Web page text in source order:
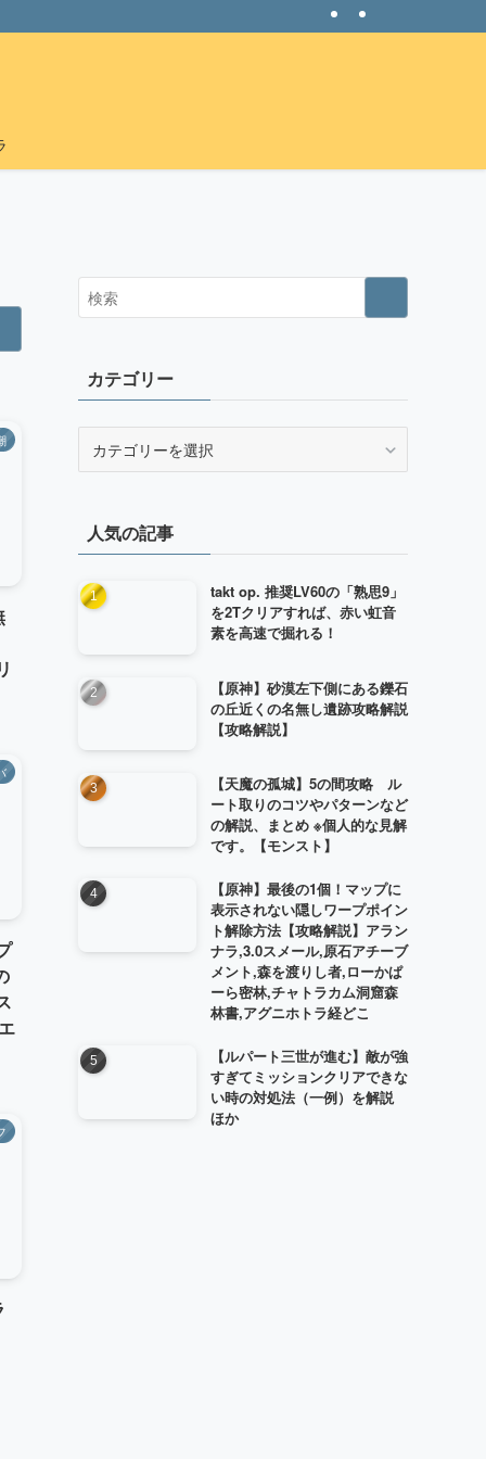
カテゴリー
ー人気の記事
takt op. 推奨LV60の「熟思9」
を2Tクリアすれば、赤い虹音
素を高速で掘れる！
【原神】砂漠左下側にある鑠石
の丘近くの名無し遺跡攻略解説
【攻略解説】
【天魔の孤城】5の間攻略 ル
ート取りのコツやパターンなど
の解説、まとめ ※個人的な見解
です。【モンスト】
【原神】最後の1個！マップに
表示されない隠しワープポイン
ト解除方法【攻略解説】アラン
ナラ,3.0スメール,原石アチーブ
メント,森を渡りし者,ローかぱ
ーら密林,チャトラカム洞窟森
林書,アグニホトラ経どこ
【ルパート三世が進む】敵が強
すぎてミッションクリアできな
い時の対処法（一例）を解説
ほか